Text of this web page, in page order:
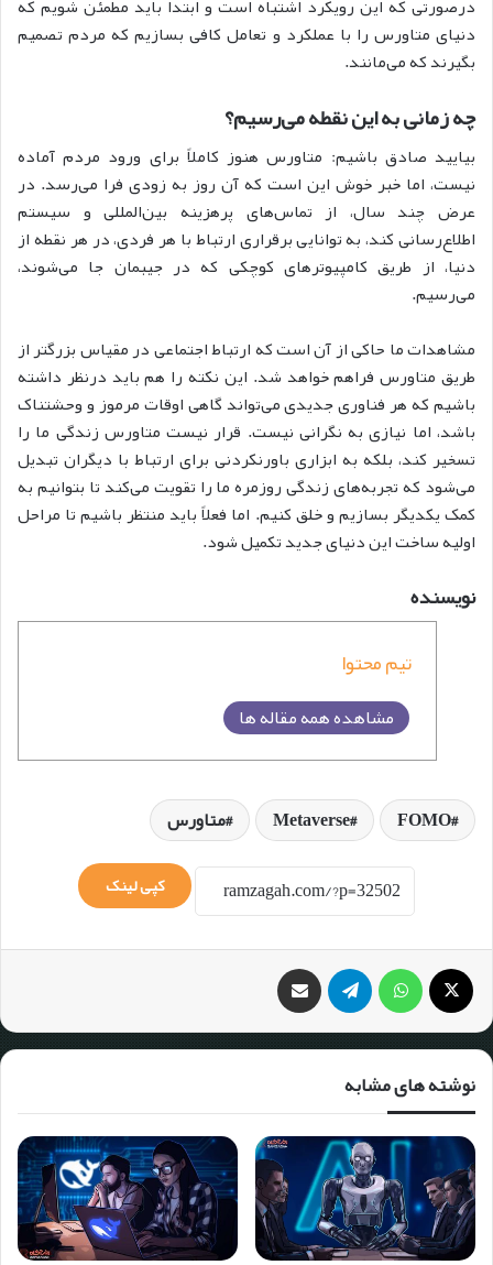
درصورتی که این رویکرد اشتباه است و ابتدا باید مطمئن شویم که
دنیای متاورس را با عملکرد و تعامل کافی بسازیم که مردم تصمیم
بگیرند که می‌مانند.
چه زمانی به این نقطه می‌رسیم؟
بیایید صادق باشیم: متاورس هنوز کاملاً برای ورود مردم آماده
نیست، اما خبر خوش این است که آن روز به زودی فرا می‌رسد. در
عرض چند سال، از تماس‌های پرهزینه بین‌المللی و سیستم
اطلاع‌رسانی کند، به توانایی برقراری ارتباط با هر فردی، در هر نقطه از
دنیا، از طریق کامپیوترهای کوچکی که در جیبمان جا می‌شوند،
می‌رسیم.
مشاهدات ما حاکی از آن است که ارتباط اجتماعی در مقیاس بزرگتر از
طریق متاورس فراهم خواهد شد. این نکته را هم باید درنظر داشته
باشیم که هر فناوری جدیدی می‌تواند گاهی اوقات مرموز و وحشتناک
باشد، اما نیازی به نگرانی نیست. قرار نیست متاورس زندگی ما را
تسخیر کند، بلکه به ابزاری باورنکردنی برای ارتباط با دیگران تبدیل
می‌شود که تجربه‌های زندگی روزمره ما را تقویت می‌کند تا بتوانیم به
کمک یکدیگر بسازیم و خلق کنیم. اما فعلاً باید منتظر باشیم تا مراحل
اولیه ساخت این دنیای جدید تکمیل شود.
نویسنده
تیم محتوا
مشاهده همه مقاله ها
FOMO
Metaverse متاورس
کپی لینک
نوشته های مشابه